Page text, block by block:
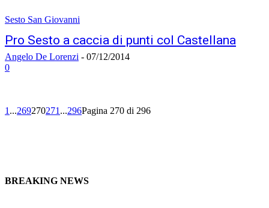
Sesto San Giovanni
Pro Sesto a caccia di punti col Castellana
Angelo De Lorenzi - 07/12/2014
0
1 ...269270271 ...296Pagina 270 di 296
BREAKING NEWS